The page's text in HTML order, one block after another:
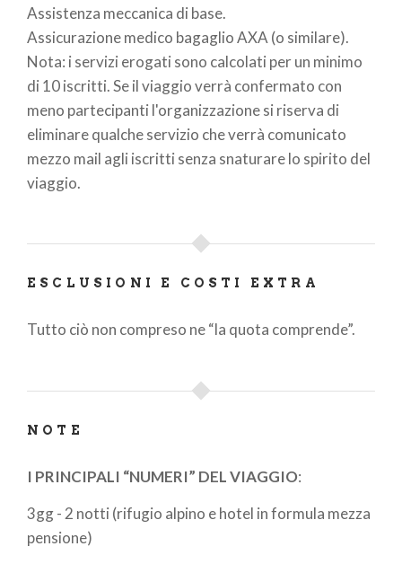
Parti da solo? Possibilità di abbinamento in camera
doppia, se richiesto e salvo disponibilità.
Assistenza meccanica di base.
Assicurazione medico bagaglio AXA (o similare).
Nota: i servizi erogati sono calcolati per un minimo
di 10 iscritti. Se il viaggio verrà confermato con
meno partecipanti l'organizzazione si riserva di
eliminare qualche servizio che verrà comunicato
mezzo mail agli iscritti senza snaturare lo spirito del
viaggio.
ESCLUSIONI E COSTI EXTRA
Tutto ciò non compreso ne “la quota comprende”.
NOTE
I PRINCIPALI “NUMERI” DEL VIAGGIO:
3gg - 2 notti (rifugio alpino e hotel in formula mezza
pensione)